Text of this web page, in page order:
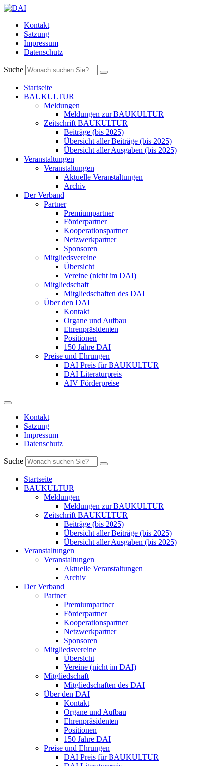
Kontakt
Satzung
Impressum
Datenschutz
Suche
Startseite
BAUKULTUR
Meldungen
Meldungen zur BAUKULTUR
Zeitschrift BAUKULTUR
Beiträge (bis 2025)
Übersicht aller Beiträge (bis 2025)
Übersicht aller Ausgaben (bis 2025)
Veranstaltungen
Veranstaltungen
Aktuelle Veranstaltungen
Archiv
Der Verband
Partner
Premiumpartner
Förderpartner
Kooperationspartner
Netzwerkpartner
Sponsoren
Mitgliedsvereine
Übersicht
Vereine (nicht im DAI)
Mitgliedschaft
Mitgliedschaften des DAI
Über den DAI
Kontakt
Organe und Aufbau
Ehrenpräsidenten
Positionen
150 Jahre DAI
Preise und Ehrungen
DAI Preis für BAUKULTUR
DAI Literaturpreis
AIV Förderpreise
Kontakt
Satzung
Impressum
Datenschutz
Suche
Startseite
BAUKULTUR
Meldungen
Meldungen zur BAUKULTUR
Zeitschrift BAUKULTUR
Beiträge (bis 2025)
Übersicht aller Beiträge (bis 2025)
Übersicht aller Ausgaben (bis 2025)
Veranstaltungen
Veranstaltungen
Aktuelle Veranstaltungen
Archiv
Der Verband
Partner
Premiumpartner
Förderpartner
Kooperationspartner
Netzwerkpartner
Sponsoren
Mitgliedsvereine
Übersicht
Vereine (nicht im DAI)
Mitgliedschaft
Mitgliedschaften des DAI
Über den DAI
Kontakt
Organe und Aufbau
Ehrenpräsidenten
Positionen
150 Jahre DAI
Preise und Ehrungen
DAI Preis für BAUKULTUR